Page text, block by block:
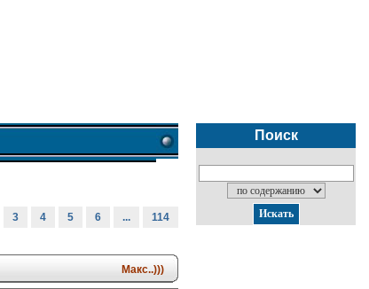
3 4 5 6 ... 114
Макс..)))
Поиск